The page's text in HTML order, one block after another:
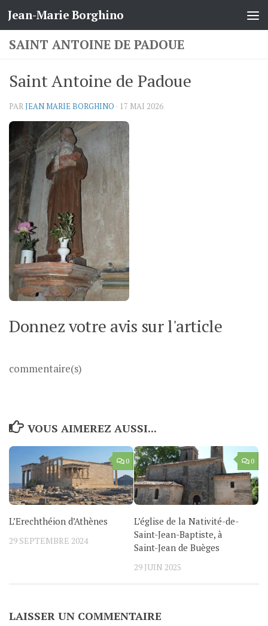
Skip to content
Jean-Marie Borghino
SAINT ANTOINE DE PADOUE
Saint Antoine de Padoue
PARJEAN MARIE BORGHINO · 17 MAI 2026
Donnez votre avis sur l'article
commentaire(s)
VOUS AIMEREZ AUSSI...
0
L’Erechthéion d’Athènes
29 SEPTEMBRE 2024
0
L’église de la Nativité-de-
Saint-Jean-Baptiste, à
Saint-Jean de Buèges
29 JUIN 2025
LAISSER UN COMMENTAIRE